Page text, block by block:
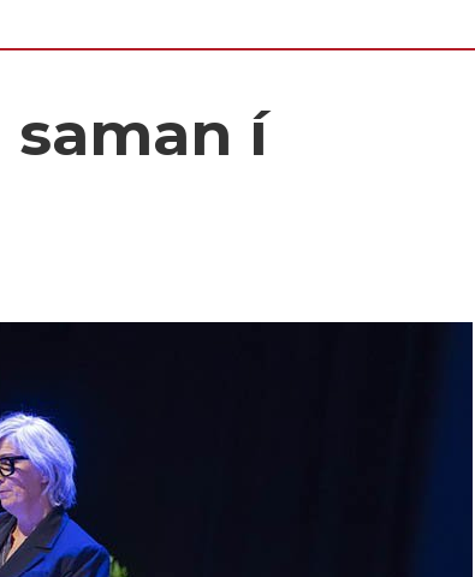
saman í